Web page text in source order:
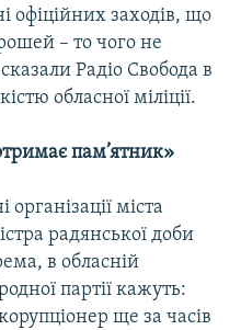
офіційних заходів, що
– то чого не
Радіо Свобода в
обласної міліції.
пам’ятник»
міста
радянської доби
в обласній
партії кажуть:
ще за часів